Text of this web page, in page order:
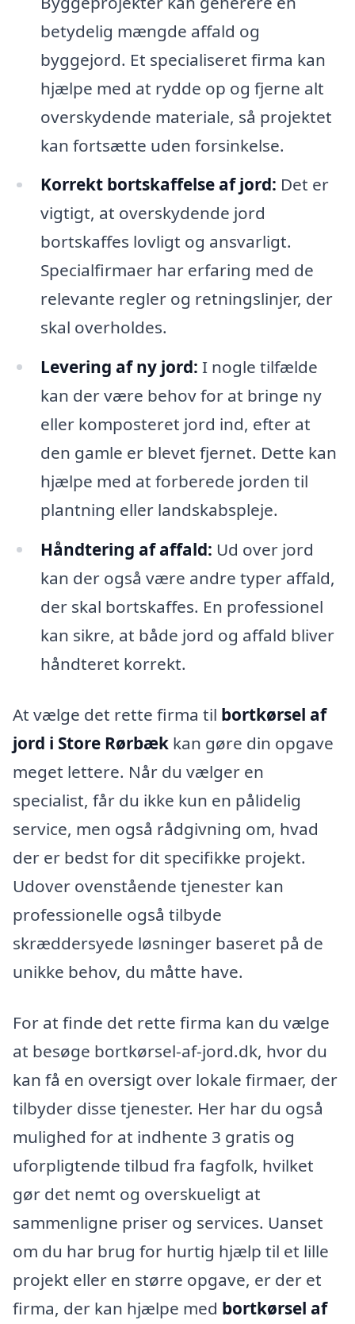
betydelig mængde affald og
byggejord. Et specialiseret firma kan
hjælpe med at rydde op og fjerne alt
overskydende materiale, så projektet
kan fortsætte uden forsinkelse.
Korrekt bortskaffelse af jord: Det er
vigtigt, at overskydende jord
bortskaffes lovligt og ansvarligt.
Specialfirmaer har erfaring med de
relevante regler og retningslinjer, der
skal overholdes.
Levering af ny jord: I nogle tilfælde
kan der være behov for at bringe ny
eller komposteret jord ind, efter at
den gamle er blevet fjernet. Dette kan
hjælpe med at forberede jorden til
plantning eller landskabspleje.
Håndtering af affald: Ud over jord
kan der også være andre typer affald,
der skal bortskaffes. En professionel
kan sikre, at både jord og affald bliver
håndteret korrekt.
At vælge det rette firma til bortkørsel af
jord i Store Rørbæk kan gøre din opgave
meget lettere. Når du vælger en
specialist, får du ikke kun en pålidelig
service, men også rådgivning om, hvad
der er bedst for dit specifikke projekt.
Udover ovenstående tjenester kan
professionelle også tilbyde
skræddersyede løsninger baseret på de
unikke behov, du måtte have.
For at finde det rette firma kan du vælge
at besøge bortkørsel-af-jord.dk, hvor du
kan få en oversigt over lokale firmaer, der
tilbyder disse tjenester. Her har du også
mulighed for at indhente 3 gratis og
uforpligtende tilbud fra fagfolk, hvilket
gør det nemt og overskueligt at
sammenligne priser og services. Uanset
om du har brug for hurtig hjælp til et lille
projekt eller en større opgave, er der et
firma, der kan hjælpe med bortkørsel af